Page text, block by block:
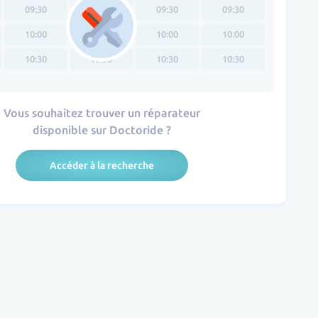
09:30
10:00
10:30
09:30
10:00
10:30
09:30
10:00
10:30
09:30
10:00
10:30
Vous souhaitez trouver un réparateur
disponible sur Doctoride ?
Accéder à la recherche